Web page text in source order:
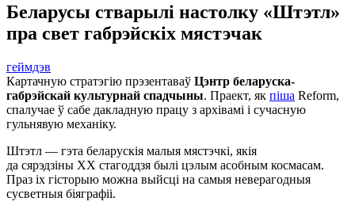
Беларусы стварылі настолку «Штэтл»
пра свет габрэйскіх мястэчак
геймдэв
Картачную стратэгію прэзентаваў Цэнтр беларуска-
габрэйскай культурнай спадчыны. Праект, як піша Reform,
спалучае ў сабе дакладную працу з архівамі і сучасную
гульнявую механіку.
Штэтл — гэта беларускія малыя мястэчкі, якія
да сярэдзіны XX стагоддзя былі цэлым асобным космасам.
Праз іх гісторыю можна выйсці на самыя неверагодныя
сусветныя біяграфіі.